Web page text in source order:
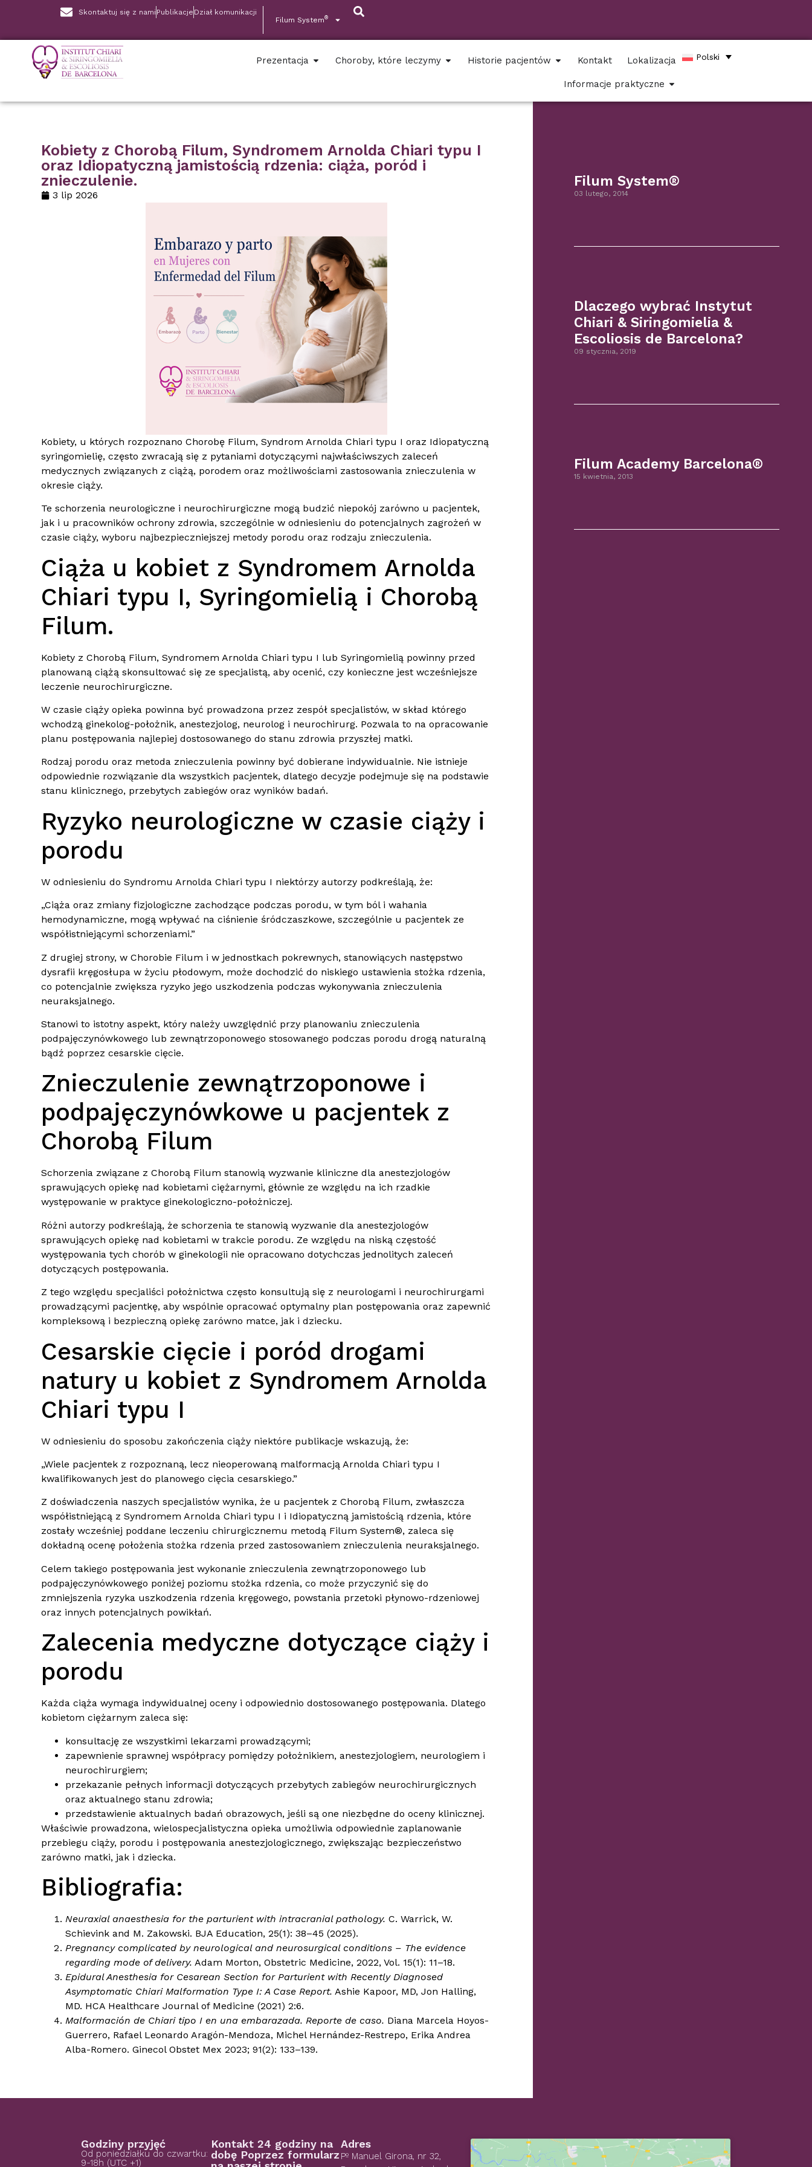
Skontaktuj się z nami Publikacje Dział komunikacji
Filum System®
Prezentacja Choroby, które leczymy Historie pacjentów Kontakt Lokalizacja
Informacje praktyczne
Polski
Kobiety z Chorobą Filum, Syndromem Arnolda Chiari typu I
oraz Idiopatyczną jamistością rdzenia: ciąża, poród i
znieczulenie.
3 lip 2026
Kobiety, u których rozpoznano Chorobę Filum, Syndrom Arnolda Chiari typu I oraz Idiopatyczną
syringomielię, często zwracają się z pytaniami dotyczącymi najwłaściwszych zaleceń
medycznych związanych z ciążą, porodem oraz możliwościami zastosowania znieczulenia w
okresie ciąży.
Te schorzenia neurologiczne i neurochirurgiczne mogą budzić niepokój zarówno u pacjentek,
jak i u pracowników ochrony zdrowia, szczególnie w odniesieniu do potencjalnych zagrożeń w
czasie ciąży, wyboru najbezpieczniejszej metody porodu oraz rodzaju znieczulenia.
Ciąża u kobiet z Syndromem Arnolda
Chiari typu I, Syringomielią i Chorobą
Filum.
Kobiety z Chorobą Filum, Syndromem Arnolda Chiari typu I lub Syringomielią powinny przed
planowaną ciążą skonsultować się ze specjalistą, aby ocenić, czy konieczne jest wcześniejsze
leczenie neurochirurgiczne.
W czasie ciąży opieka powinna być prowadzona przez zespół specjalistów, w skład którego
wchodzą ginekolog-położnik, anestezjolog, neurolog i neurochirurg. Pozwala to na opracowanie
planu postępowania najlepiej dostosowanego do stanu zdrowia przyszłej matki.
Rodzaj porodu oraz metoda znieczulenia powinny być dobierane indywidualnie. Nie istnieje
odpowiednie rozwiązanie dla wszystkich pacjentek, dlatego decyzje podejmuje się na podstawie
stanu klinicznego, przebytych zabiegów oraz wyników badań.
Ryzyko neurologiczne w czasie ciąży i
porodu
W odniesieniu do Syndromu Arnolda Chiari typu I niektórzy autorzy podkreślają, że:
„Ciąża oraz zmiany fizjologiczne zachodzące podczas porodu, w tym ból i wahania
hemodynamiczne, mogą wpływać na ciśnienie śródczaszkowe, szczególnie u pacjentek ze
współistniejącymi schorzeniami.”
Z drugiej strony, w Chorobie Filum i w jednostkach pokrewnych, stanowiących następstwo
dysrafii kręgosłupa w życiu płodowym, może dochodzić do niskiego ustawienia stożka rdzenia,
co potencjalnie zwiększa ryzyko jego uszkodzenia podczas wykonywania znieczulenia
neuraksjalnego.
Stanowi to istotny aspekt, który należy uwzględnić przy planowaniu znieczulenia
podpajęczynówkowego lub zewnątrzoponowego stosowanego podczas porodu drogą naturalną
bądź poprzez cesarskie cięcie.
Znieczulenie zewnątrzoponowe i
podpajęczynówkowe u pacjentek z
Chorobą Filum
Schorzenia związane z Chorobą Filum stanowią wyzwanie kliniczne dla anestezjologów
sprawujących opiekę nad kobietami ciężarnymi, głównie ze względu na ich rzadkie
występowanie w praktyce ginekologiczno-położniczej.
Różni autorzy podkreślają, że schorzenia te stanowią wyzwanie dla anestezjologów
sprawujących opiekę nad kobietami w trakcie porodu. Ze względu na niską częstość
występowania tych chorób w ginekologii nie opracowano dotychczas jednolitych zaleceń
dotyczących postępowania.
Z tego względu specjaliści położnictwa często konsultują się z neurologami i neurochirurgami
prowadzącymi pacjentkę, aby wspólnie opracować optymalny plan postępowania oraz zapewnić
kompleksową i bezpieczną opiekę zarówno matce, jak i dziecku.
Cesarskie cięcie i poród drogami
natury u kobiet z Syndromem Arnolda
Chiari typu I
W odniesieniu do sposobu zakończenia ciąży niektóre publikacje wskazują, że:
„Wiele pacjentek z rozpoznaną, lecz nieoperowaną malformacją Arnolda Chiari typu I
kwalifikowanych jest do planowego cięcia cesarskiego.”
Z doświadczenia naszych specjalistów wynika, że u pacjentek z Chorobą Filum, zwłaszcza
współistniejącą z Syndromem Arnolda Chiari typu I i Idiopatyczną jamistością rdzenia, które
zostały wcześniej poddane leczeniu chirurgicznemu metodą Filum System®, zaleca się
dokładną ocenę położenia stożka rdzenia przed zastosowaniem znieczulenia neuraksjalnego.
Celem takiego postępowania jest wykonanie znieczulenia zewnątrzoponowego lub
podpajęczynówkowego poniżej poziomu stożka rdzenia, co może przyczynić się do
zmniejszenia ryzyka uszkodzenia rdzenia kręgowego, powstania przetoki płynowo-rdzeniowej
oraz innych potencjalnych powikłań.
Zalecenia medyczne dotyczące ciąży i
porodu
Każda ciąża wymaga indywidualnej oceny i odpowiednio dostosowanego postępowania. Dlatego
kobietom ciężarnym zaleca się:
konsultację ze wszystkimi lekarzami prowadzącymi;
zapewnienie sprawnej współpracy pomiędzy położnikiem, anestezjologiem, neurologiem i
neurochirurgiem;
przekazanie pełnych informacji dotyczących przebytych zabiegów neurochirurgicznych
oraz aktualnego stanu zdrowia;
przedstawienie aktualnych badań obrazowych, jeśli są one niezbędne do oceny klinicznej.
Właściwie prowadzona, wielospecjalistyczna opieka umożliwia odpowiednie zaplanowanie
przebiegu ciąży, porodu i postępowania anestezjologicznego, zwiększając bezpieczeństwo
zarówno matki, jak i dziecka.
Bibliografia:
Neuraxial anaesthesia for the parturient with intracranial pathology. C. Warrick, W.
Schievink and M. Zakowski. BJA Education, 25(1): 38–45 (2025).
Pregnancy complicated by neurological and neurosurgical conditions – The evidence
regarding mode of delivery. Adam Morton, Obstetric Medicine, 2022, Vol. 15(1): 11–18.
Epidural Anesthesia for Cesarean Section for Parturient with Recently Diagnosed
Asymptomatic Chiari Malformation Type I: A Case Report. Ashie Kapoor, MD, Jon Halling,
MD. HCA Healthcare Journal of Medicine (2021) 2:6.
Malformación de Chiari tipo I en una embarazada. Reporte de caso. Diana Marcela Hoyos-
Guerrero, Rafael Leonardo Aragón-Mendoza, Michel Hernández-Restrepo, Erika Andrea
Alba-Romero. Ginecol Obstet Mex 2023; 91(2): 133–139.
Filum System®
03 lutego, 2014
Dlaczego wybrać Instytut
Chiari & Siringomielia &
Escoliosis de Barcelona?
09 stycznia, 2019
Filum Academy Barcelona®
15 kwietnia, 2013
Godziny przyjęć
Od poniedziałku do czwartku:
9-18h (UTC +1)
Kontakt 24 godziny na
dobę Poprzez formularz
Adres
Pº Manuel Girona, nr 32,